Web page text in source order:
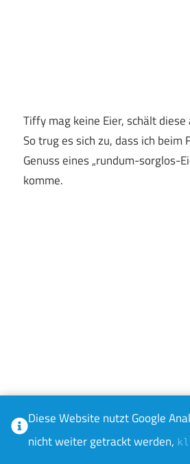
Tiffy mag keine Eier, schält
So trug es sich zu, dass ich beim
Genuss eines „rundum-sorglos-
komme.
Diese Website nutzt Google
nicht weiter getrackt werden,